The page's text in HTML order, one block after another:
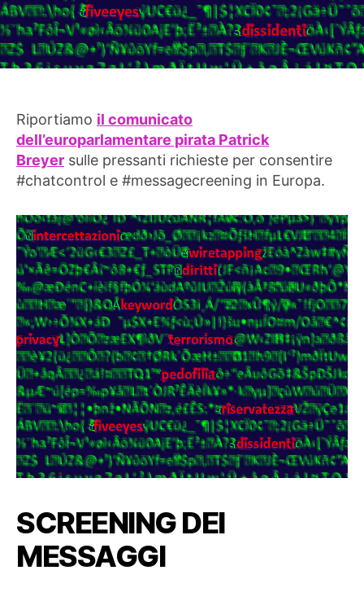
Riportiamo il comunicato
dell’europarlamentare pirata Patrick
Breyer sulle pressanti richieste per consentire
#chatcontrol e #messagecreening in Europa.
SCREENING DEI
MESSAGGI